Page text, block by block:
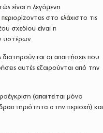
είναι η λεγόμενη
στο ελάχιστο τις
σχεδίου είναι η
υστέρων.
οι απαιτήσεις που
αυτές εξαιρούνται από την
(απαιτείται μόνο
στην περιοχή) και